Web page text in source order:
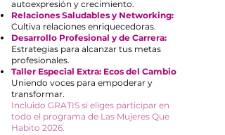
autoexpresión y crecimiento.
Relaciones Saludables y Networking:
Cultiva relaciones enriquecedoras.
Desarrollo Profesional y de Carrera:
Estrategias para alcanzar tus metas
profesionales.
Taller Especial Extra: Ecos del Cambio
Uniendo voces para empoderar y
transformar.
Incluido GRATIS si eliges participar en
todo el programa de Las Mujeres Que
Habito 2026.